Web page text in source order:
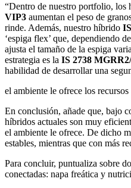
“Dentro de nuestro portfolio, los
VIP3 aumentan el peso de
rinde. Además, nuestro híbrido
‘espiga flex’ que, dependiendo
ajusta el tamaño de la espiga
estrategia es la IS 2738
habilidad de desarrollar una
el ambiente le ofrece los
En conclusión, añade que, bajo
híbridos actuales son muy
el ambiente le ofrece. De dicho
estables, mientras que con más
Para concluir, puntualiza sobre
conectadas: napa freática y